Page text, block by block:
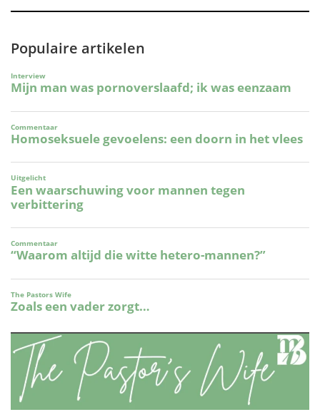
Populaire artikelen